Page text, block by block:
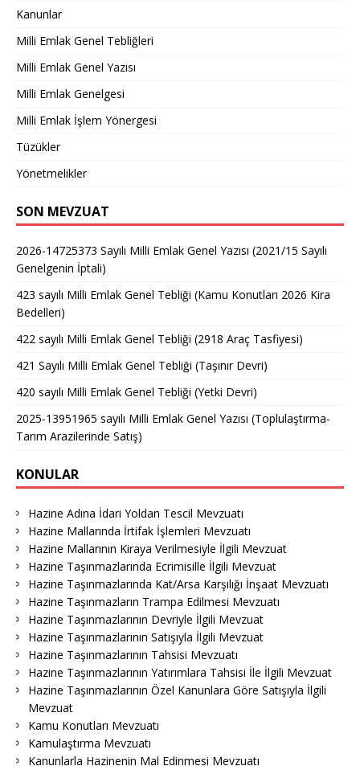
Kanunlar
Milli Emlak Genel Tebliğleri
Milli Emlak Genel Yazısı
Milli Emlak Genelgesi
Milli Emlak İşlem Yönergesi
Tüzükler
Yönetmelikler
SON MEVZUAT
2026-14725373 Sayılı Milli Emlak Genel Yazısı (2021/15 Sayılı
Genelgenin İptali)
423 sayılı Milli Emlak Genel Tebliği (Kamu Konutları 2026 Kira
Bedelleri)
422 sayılı Milli Emlak Genel Tebliği (2918 Araç Tasfiyesi)
421 Sayılı Milli Emlak Genel Tebliği (Taşınır Devri)
420 sayılı Milli Emlak Genel Tebliği (Yetki Devri)
2025-13951965 sayılı Milli Emlak Genel Yazısı (Toplulaştırma-
Tarım Arazilerinde Satış)
KONULAR
Hazine Adına İdari Yoldan Tescil Mevzuatı
Hazine Mallarında İrtifak İşlemleri Mevzuatı
Hazine Mallarının Kiraya Verilmesiyle İlgili Mevzuat
Hazine Taşınmazlarında Ecrimisille İlgili Mevzuat
Hazine Taşınmazlarında Kat/Arsa Karşılığı İnşaat Mevzuatı
Hazine Taşınmazların Trampa Edilmesi Mevzuatı
Hazine Taşınmazlarının Devriyle İlgili Mevzuat
Hazine Taşınmazlarının Satışıyla İlgili Mevzuat
Hazine Taşınmazlarının Tahsisi Mevzuatı
Hazine Taşınmazlarının Yatırımlara Tahsisi İle İlgili Mevzuat
Hazine Taşınmazlarının Özel Kanunlara Göre Satışıyla İlgili
Mevzuat
Kamu Konutları Mevzuatı
Kamulaştırma Mevzuatı
Kanunlarla Hazinenin Mal Edinmesi Mevzuatı